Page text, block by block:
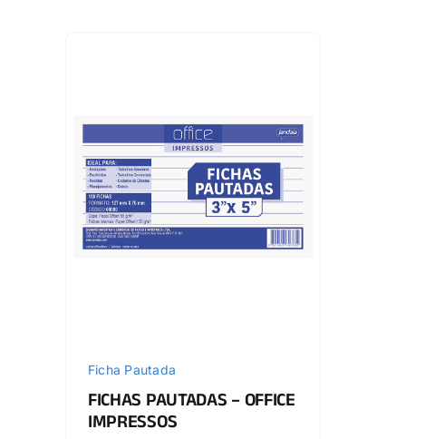
Ficha Pautada
FICHAS PAUTADAS – OFFICE
IMPRESSOS